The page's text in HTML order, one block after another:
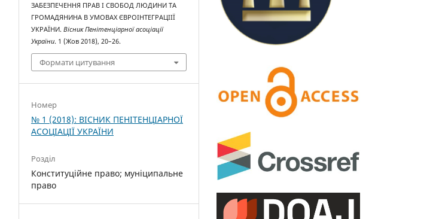
ЗАБЕЗПЕЧЕННЯ ПРАВ І СВОБОД ЛЮДИНИ ТА
ГРОМАДЯНИНА В УМОВАХ ЄВРОІНТЕГРАЦІІЇ
УКРАЇНИ.Вісник Пенітенціарної асоціації
України. 1 (Жов 2018), 20–26.
Формати цитування
Номер
№ 1 (2018): ВІСНИК ПЕНІТЕНЦІАРНОЇ
АСОЦІАЦІЇ УКРАЇНИ
Розділ
Конституційне правo; муніципальне
право